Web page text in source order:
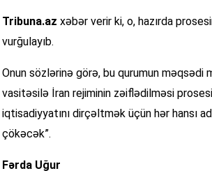
Tribuna.az xəbər verir ki, o, hazırda
vurğulayıb.
Onun sözlərinə görə, bu qurumun
vasitəsilə İran rejiminin zəiflədilməsi
iqtisadiyyatını dirçəltmək üçün hər hansı
çökəcək”.
Fərda Uğur